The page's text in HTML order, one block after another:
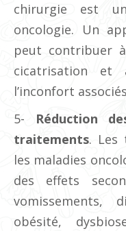
chirurgie est
oncologie. Un
peut contribuer
cicatrisation
l’inconfort
5- Réduction
traitements. Les
les maladies
des effets
vomissements,
obésité,